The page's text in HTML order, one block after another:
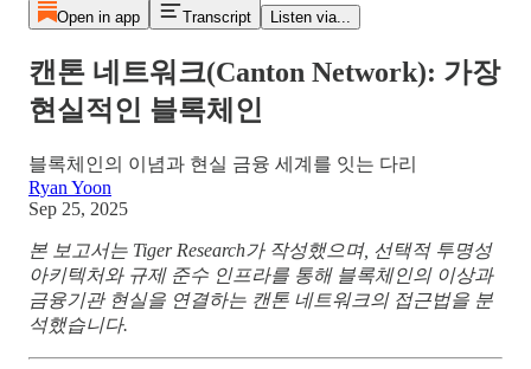
Open in app Transcript Listen via...
캔톤 네트워크(Canton Network): 가장
현실적인 블록체인
블록체인의 이념과 현실 금융 세계를 잇는 다리
Ryan Yoon
Sep 25, 2025
본 보고서는 Tiger Research가 작성했으며, 선택적 투명성
아키텍처와 규제 준수 인프라를 통해 블록체인의 이상과
금융기관 현실을 연결하는 캔톤 네트워크의 접근법을 분
석했습니다.